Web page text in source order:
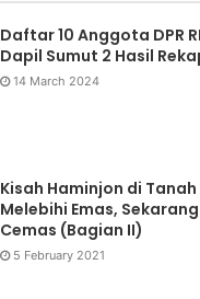
Daftar 10 Anggota DPR
Dapil Sumut 2 Hasil
14 March 2024
Kisah Haminjon di
Melebihi Emas,
Cemas (Bagian II)
5 February 2021